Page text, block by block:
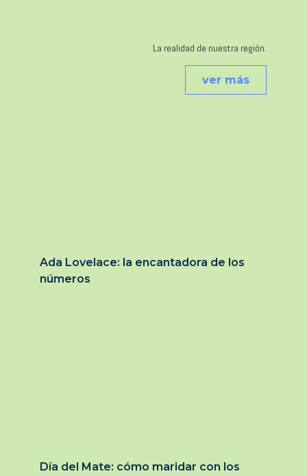
La realidad de nuestra región.
ver más
Ada Lovelace: la encantadora de los
números
Día del Mate: cómo maridar con los